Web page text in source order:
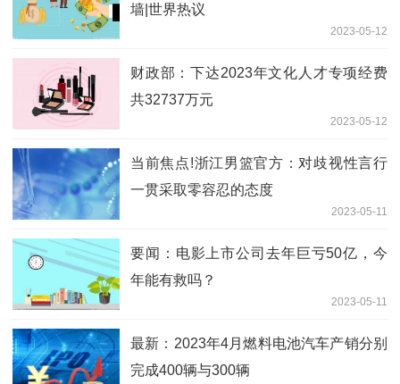
墙|世界热议
2023-05-12
财政部：下达2023年文化人才专项经费
共32737万元
2023-05-12
当前焦点!浙江男篮官方：对歧视性言行
一贯采取零容忍的态度
2023-05-11
要闻：电影上市公司去年巨亏50亿，今
年能有救吗？
2023-05-11
最新：2023年4月燃料电池汽车产销分别
完成400辆与300辆